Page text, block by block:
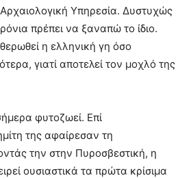
Υπηρεσία. Δυστυχώς
πρέπει να ξαναπώ το ίδιο.
η ελληνική γη όσο
γιατί αποτελεί τον μοχλό της
φυτοζωεί. Επί
της αφαίρεσαν τη
την στην Πυροσβεστική, η
ουσιαστικά τα πρώτα κρίσιμα